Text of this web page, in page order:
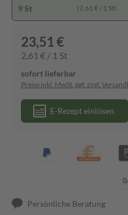
9 St (2,61 € / 1 St)
23,51 €
2,61 € / 1 St
sofort lieferbar
Preise inkl. MwSt. ggf. zzgl.
E-Rezept einlösen
Persönliche Beratung